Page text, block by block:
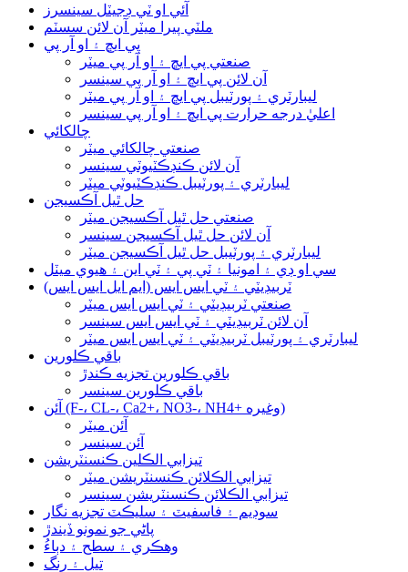
آئي او ٽي ڊجيٽل سينسرز
ملٽي پيرا ميٽر آن لائن سسٽم
پي ايڇ ۽ او آر پي
صنعتي پي ايڇ ۽ او آر پي ميٽر
آن لائن پي ايڇ ۽ او آر پي سينسر
ليبارٽري ۽ پورٽيبل پي ايڇ ۽ او آر پي ميٽر
اعليٰ درجه حرارت پي ايڇ ۽ او آر پي سينسر
چالکائي
صنعتي چالکائي ميٽر
آن لائن ڪنڊڪٽيوٽي سينسر
ليبارٽري ۽ پورٽيبل ڪنڊڪٽيوٽي ميٽر
حل ٿيل آڪسيجن
صنعتي حل ٿيل آڪسيجن ميٽر
آن لائن حل ٿيل آڪسيجن سينسر
ليبارٽري ۽ پورٽيبل حل ٿيل آڪسيجن ميٽر
سي او ڊي ۽ امونيا ۽ ٽي پي ۽ ٽي اين ۽ هيوي ميٽل
ٽربيڊيٽي ۽ ٽي ايس ايس (ايم ايل ايس ايس)
صنعتي ٽربيڊيٽي ۽ ٽي ايس ايس ميٽر
آن لائن ٽربيڊيٽي ۽ ٽي ايس ايس سينسر
ليبارٽري ۽ پورٽيبل ٽربيڊيٽي ۽ ٽي ايس ايس ميٽر
باقي ڪلورين
باقي ڪلورين تجزيه ڪندڙ
باقي ڪلورين سينسر
آئن (F-، CL-، Ca2+، NO3-، NH4+ وغيره)
آئن ميٽر
آئن سينسر
تيزابي الڪلين ڪنسنٽريشن
تيزابي الڪلائن ڪنسنٽريشن ميٽر
تيزابي الڪلائن ڪنسنٽريشن سينسر
سوڊيم ۽ فاسفيٽ ۽ سليڪٽ تجزيه نگار
پاڻي جو نمونو ڏيندڙ
وهڪري ۽ سطح ۽ دٻاءُ
تيل ۽ رنگ